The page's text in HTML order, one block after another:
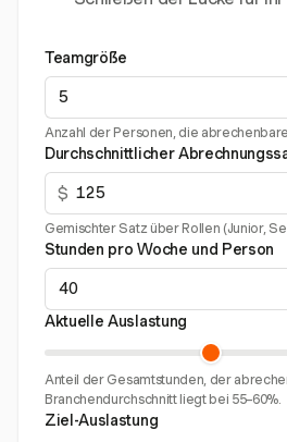
Teamgröße
Anzahl der Personen, die
Durchschnittlicher
$
Gemischter Satz über Rollen (Junior,
Stunden pro Woche und Person
Aktuelle Auslastung
Anteil der Gesamtstunden, der
Branchendurchschnitt liegt bei 55–60%.
Ziel-Auslastung